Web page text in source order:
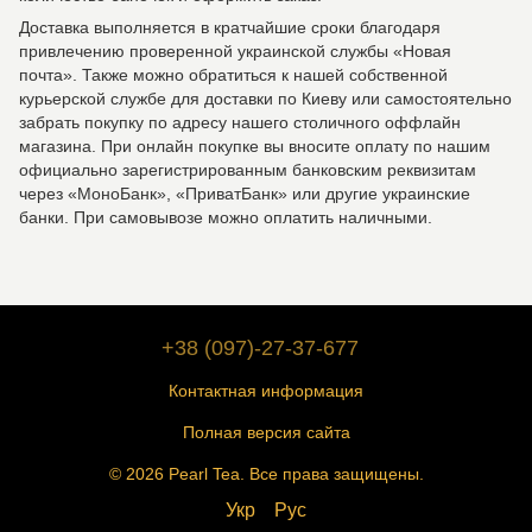
Доставка выполняется в кратчайшие сроки благодаря
привлечению проверенной украинской службы «Новая
почта». Также можно обратиться к нашей собственной
курьерской службе для доставки по Киеву или самостоятельно
забрать покупку по адресу нашего столичного оффлайн
магазина. При онлайн покупке вы вносите оплату по нашим
официально зарегистрированным банковским реквизитам
через «МоноБанк», «ПриватБанк» или другие украинские
банки. При самовывозе можно оплатить наличными.
+38 (097)-27-37-677
Контактная информация
Полная версия сайта
© 2026 Pearl Tea. Все права защищены.
Укр Рус